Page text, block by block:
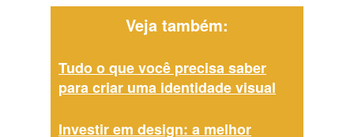
Veja também:
Tudo o que você precisa saber
para criar uma identidade visual
Investir em design: a melhor